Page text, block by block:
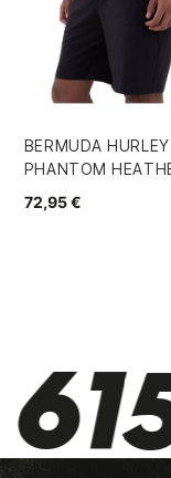
BERMUDA HURLEY
PHANTOM
72,95 €